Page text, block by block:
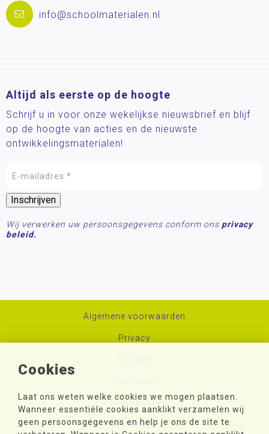
Cookies
Laat ons weten welke cookies we mogen plaatsen.
Wanneer essentiële cookies aanklikt verzamelen wij
geen persoonsgegevens en help je ons de site te
info@schoolmaterialen.nl
Altijd als eerste op de hoogte
Schrijf u in voor onze wekelijkse nieuwsbrief en blijf
op de hoogte van acties en de nieuwste
ontwikkelingsmaterialen!
Wij verwerken uw persoonsgegevens conform ons privacy
beleid.
Algemene voorwaarden
Privacy
Toegankelijkheid
Sitemap